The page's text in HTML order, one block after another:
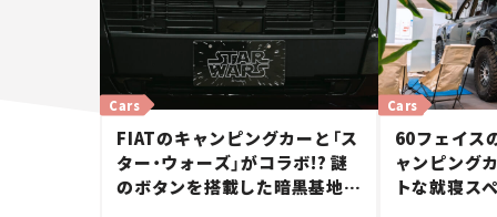
Cars
FIATのキャンピングカーと「ス
ター・ウォーズ」がコラボ!? 謎
のボタンを搭載した暗黒基地で
Cars
60フェイス
ャンピング
トな就寝ス